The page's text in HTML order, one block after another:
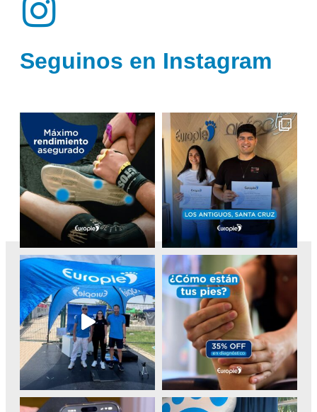
Seguinos en Instagram